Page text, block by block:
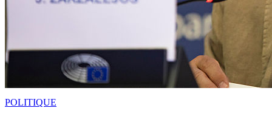
POLITIQUE